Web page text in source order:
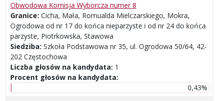
Obwodowa Komisja Wyborcza numer 8
Granice: Cicha, Mała, Romualda Mielczarskiego, Mokra,
Ogrodowa od nr 17 do końca nieparzyste i od nr 24 do końca
parzyste, Piotrkowska, Stawowa
Siedziba: Szkoła Podstawowa nr 35, ul. Ogrodowa 50/64, 42-
202 Częstochowa
Liczba głosów na kandydata: 1
Procent głosów na kandydata:
0,43%